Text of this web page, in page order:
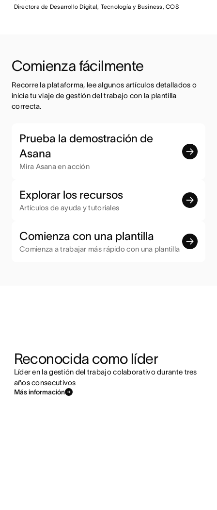
Directora de Desarrollo Digital, Tecnología y Business, COS
Comienza fácilmente
Recorre la plataforma, lee algunos artículos detallados o
inicia tu viaje de gestión del trabajo con la plantilla
correcta.
Prueba la demostración de
Asana
Mira Asana en acción
Explorar los recursos
Artículos de ayuda y tutoriales
Comienza con una plantilla
Comienza a trabajar más rápido con una plantilla
Reconocida como líder
Líder en la gestión del trabajo colaborativo durante tres
años consecutivos
Más información